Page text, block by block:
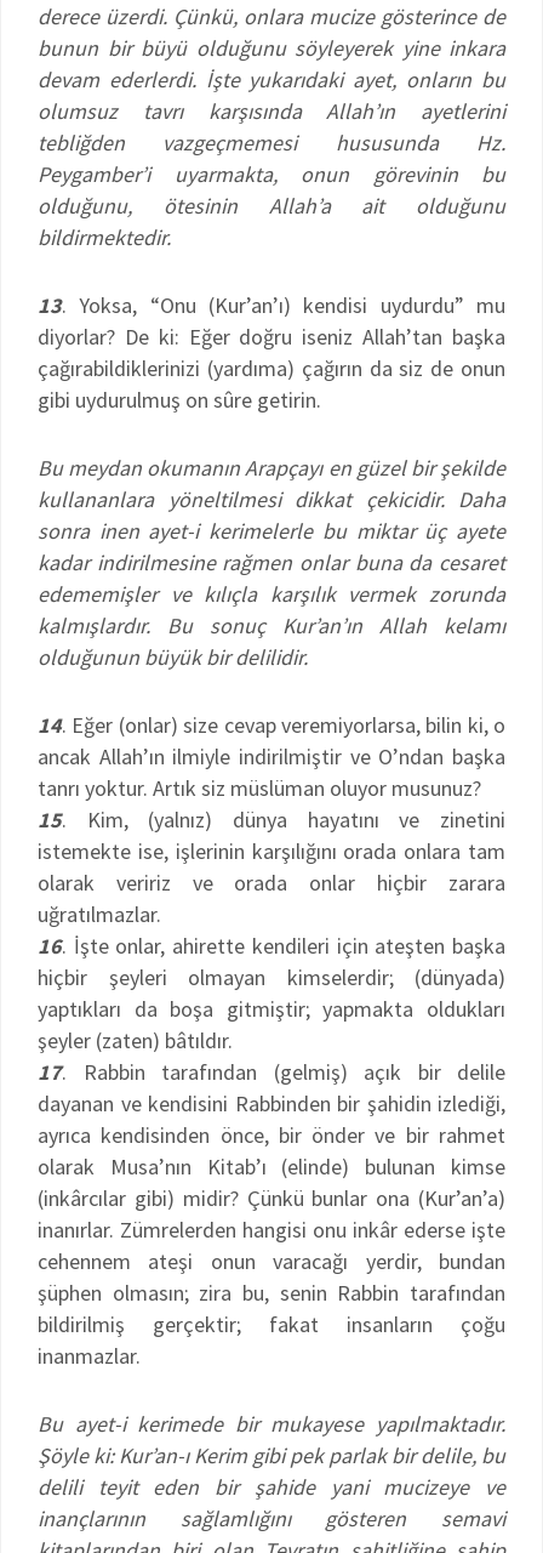
derece üzerdi. Çünkü, onlara mucize gösterince de
bunun bir büyü olduğunu söyleyerek yine inkara
devam ederlerdi. İşte yukarıdaki ayet, onların bu
olumsuz tavrı karşısında Allah’ın ayetlerini
tebliğden vazgeçmemesi hususunda Hz.
Peygamber’i uyarmakta, onun görevinin bu
olduğunu, ötesinin Allah’a ait olduğunu
bildirmektedir.
13. Yoksa, “Onu (Kur’an’ı) kendisi uydurdu” mu
diyorlar? De ki: Eğer doğru iseniz Allah’tan başka
çağırabildiklerinizi (yardıma) çağırın da siz de onun
gibi uydurulmuş on sûre getirin.
Bu meydan okumanın Arapçayı en güzel bir şekilde
kullananlara yöneltilmesi dikkat çekicidir. Daha
sonra inen ayet-i kerimelerle bu miktar üç ayete
kadar indirilmesine rağmen onlar buna da cesaret
edememişler ve kılıçla karşılık vermek zorunda
kalmışlardır. Bu sonuç Kur’an’ın Allah kelamı
olduğunun büyük bir delilidir.
14. Eğer (onlar) size cevap veremiyorlarsa, bilin ki, o
ancak Allah’ın ilmiyle indirilmiştir ve O’ndan başka
tanrı yoktur. Artık siz müslüman oluyor musunuz?
15. Kim, (yalnız) dünya hayatını ve zinetini
istemekte ise, işlerinin karşılığını orada onlara tam
olarak veririz ve orada onlar hiçbir zarara
uğratılmazlar.
16. İşte onlar, ahirette kendileri için ateşten başka
hiçbir şeyleri olmayan kimselerdir; (dünyada)
yaptıkları da boşa gitmiştir; yapmakta oldukları
şeyler (zaten) bâtıldır.
17. Rabbin tarafından (gelmiş) açık bir delile
dayanan ve kendisini Rabbinden bir şahidin izlediği,
ayrıca kendisinden önce, bir önder ve bir rahmet
olarak Musa’nın Kitab’ı (elinde) bulunan kimse
(inkârcılar gibi) midir? Çünkü bunlar ona (Kur’an’a)
inanırlar. Zümrelerden hangisi onu inkâr ederse işte
cehennem ateşi onun varacağı yerdir, bundan
şüphen olmasın; zira bu, senin Rabbin tarafından
bildirilmiş gerçektir; fakat insanların çoğu
inanmazlar.
Bu ayet-i kerimede bir mukayese yapılmaktadır.
Şöyle ki: Kur’an-ı Kerim gibi pek parlak bir delile, bu
delili teyit eden bir şahide yani mucizeye ve
inançlarının sağlamlığını gösteren semavi